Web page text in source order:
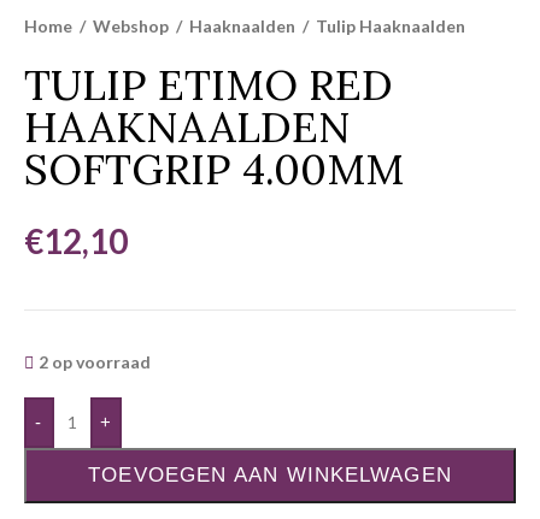
Home / Webshop / Haaknaalden / Tulip Haaknaalden
TULIP ETIMO RED
HAAKNAALDEN
SOFTGRIP 4.00MM
€12,10
2 op voorraad
- +
TOEVOEGEN AAN WINKELWAGEN